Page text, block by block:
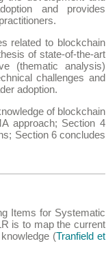
and provides
related to blockchain
of state-of-the-art
(thematic analysis)
challenges and
adoption.
of blockchain
approach; Section 4
Section 6 concludes
Items for Systematic
is to map the current
(Tranfield et